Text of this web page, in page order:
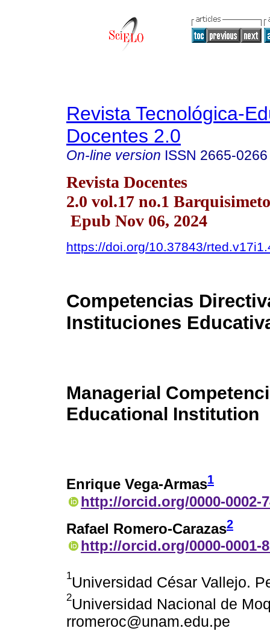
Revista Tecnológica-
Docentes 2.0
On-line version ISSN 2665-0266
Revista Docentes
2.0 vol.17 no.1
Epub Nov 06, 2024
https://doi.org/10.37843/
Competencias
Instituciones
Managerial
Educational Institution
Enrique Vega-Armas1
http://orcid.org/0000-0002-
Rafael Romero-Carazas2
http://orcid.org/0000-0001-
1Universidad César Vallejo.
2Universidad Nacional de
rromeroc@unam.edu.pe